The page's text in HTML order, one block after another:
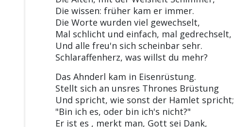
Die wissen: früher kam er immer.
Die Worte wurden viel gewechselt,
Mal schlicht und einfach, mal gedrechselt,
Und alle freu'n sich scheinbar sehr.
Schlaraffenherz, was willst du mehr?
Das Ahnderl kam in Eisenrüstung.
Stellt sich an unsres Thrones Brüstung
Und spricht, wie sonst der Hamlet spricht;
"Bin ich es, oder bin ich's nicht?"
Er ist es , merkt man, Gott sei Dank,